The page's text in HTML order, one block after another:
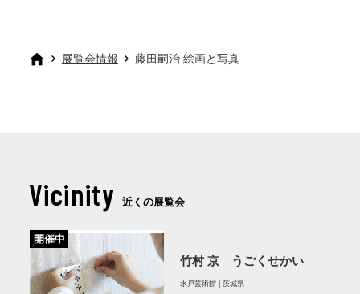
展覧会情報 藤田嗣治 絵画と写真
Vicinity 近くの展覧会
開催中
竹村 京 うごくせかい
水戸芸術館 | 茨城県